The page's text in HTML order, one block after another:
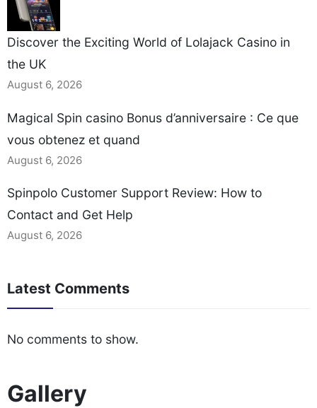
Discover the Exciting World of Lolajack Casino in
the UK
August 6, 2026
Magical Spin casino Bonus d’anniversaire : Ce que
vous obtenez et quand
August 6, 2026
Spinpolo Customer Support Review: How to
Contact and Get Help
August 6, 2026
Latest Comments
No comments to show.
Gallery